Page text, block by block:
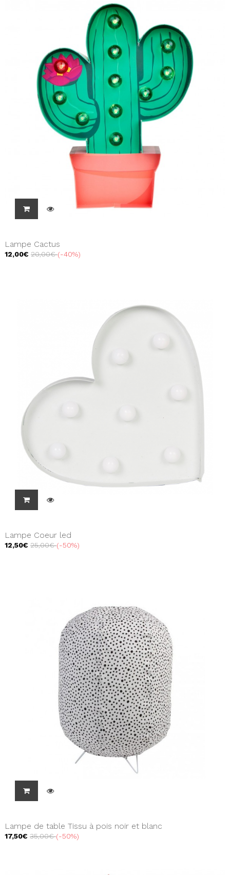
Lampe Cactus
12,00€ 20,00€ -40%
Lampe Coeur led
12,50€ 25,00€ -50%
Lampe de table Tissu à pois noir et blanc
17,50€ 35,00€ -50%